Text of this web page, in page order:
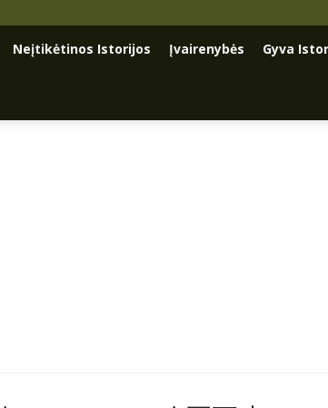
Neįtikėtinos Istorijos Įvairenybės Gyva